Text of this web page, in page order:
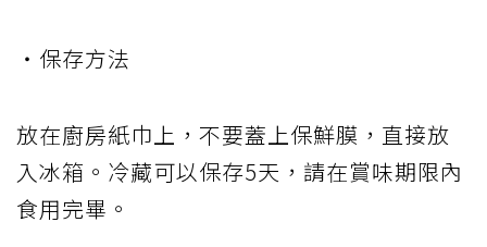
・保存方法
放在廚房紙巾上，不要蓋上保鮮膜，直接放
入冰箱。冷藏可以保存5天，請在賞味期限內
食用完畢。